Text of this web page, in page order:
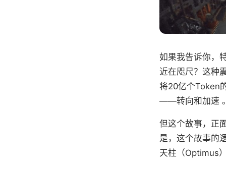
如果我告诉你，
近在咫尺？这种
将20亿个Token
——转向和加速
但这个故事，正
是，这个故事的
天柱（Optimus